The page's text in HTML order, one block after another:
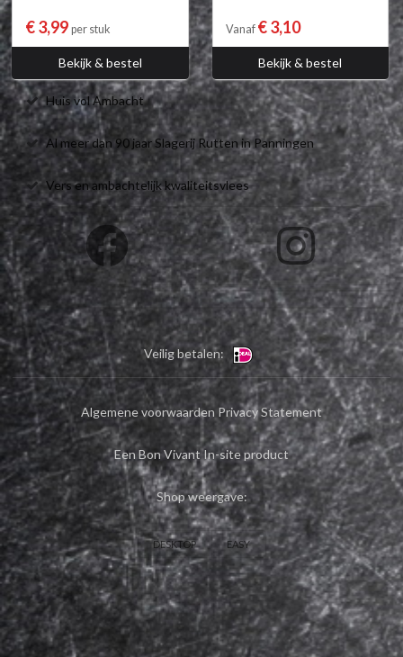
€ 3,99 per stuk
Bekijk & bestel
Vanaf € 3,10
Bekijk & bestel
Huis vol Ambacht
Al meer dan 90 jaar Slagerij Rutten in Panningen
Vers en ambachtelijk kwaliteitsvlees
Veilig betalen:
Algemene voorwaarden Privacy Statement
Een Bon Vivant In-site product
Shop weergave:
DESKTOP EASY